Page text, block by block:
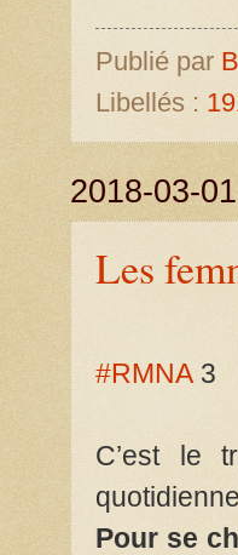
Publié par
Libellés :
2018-03-01
Les
#RMNA 3
C’est le
Pour se